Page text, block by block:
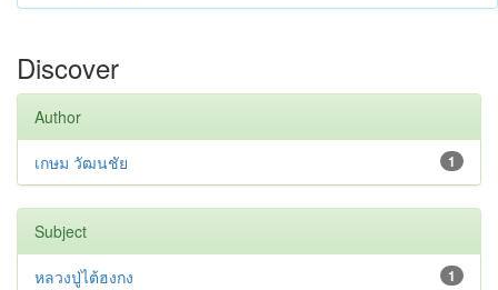
Discover
Author
1
เกษม วัฒนชัย
Subject
1
หลวงปู่ไต้ฮงกง